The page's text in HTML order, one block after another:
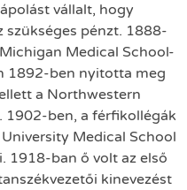
vállalt, hogy
pénzt. 1888-
Medical School-
1892-ben nyitotta meg
a Northwestern
ben, a férfikollégák
Medical School
1918-ban ő volt az első
kinevezést